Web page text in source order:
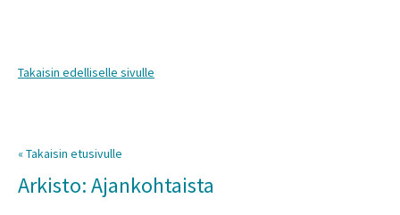
Takaisin edelliselle sivulle
« Takaisin etusivulle
Arkisto: Ajankohtaista